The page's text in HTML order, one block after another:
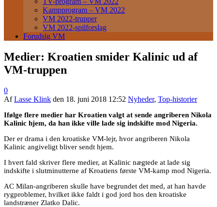
Kampprogram – VM 2022
VM 2022-trupper
VM 2022-spilforslag
Forudsig VM
Medier: Kroatien smider Kalinic ud af
VM-truppen
0
AfLasse Klink den 18. juni 2018 12:52 Nyheder, Top-historier
Ifølge flere medier har Kroatien valgt at sende angriberen Nikola
Kalinic hjem, da han ikke ville lade sig indskifte mod Nigeria.
Der er drama i den kroatiske VM-lejr, hvor angriberen Nikola
Kalinic angiveligt bliver sendt hjem.
I hvert fald skriver flere medier, at Kalinic nægtede at lade sig
indskifte i slutminutterne af Kroatiens første VM-kamp mod Nigeria.
AC Milan-angriberen skulle have begrundet det med, at han havde
rygproblemer, hvilket ikke faldt i god jord hos den kroatiske
landstræner Zlatko Dalic.